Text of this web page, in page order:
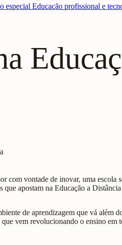
especial Educação profissional e
com vontade de inovar, uma escola
que apostam na Educação a
de aprendizagem que vá além
vem revolucionando o ensino em